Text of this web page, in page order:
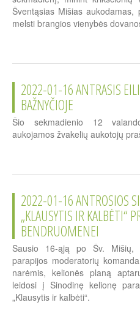
Šventąsias Mišias
melsti brangios vienybės
2022-01-16 ANTRASIS
BAŽNYČIOJE
Šio sekmadienio 12
aukojamos žvakelių aukotojų
2022-01-16 ANTROSIOS
„KLAUSYTIS IR KALBĖTI“
BENDRUOMENEI
Sausio 16-ąją po Šv. Mišių,
parapijos moderatorių
narėmis, kelionės planą
leidosi į Sinodinę kelionę
„Klausytis ir kalbėti“.